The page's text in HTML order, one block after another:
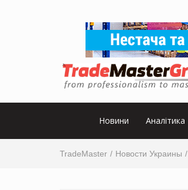
Новини Аналітика
TradeMaster Новости Украины